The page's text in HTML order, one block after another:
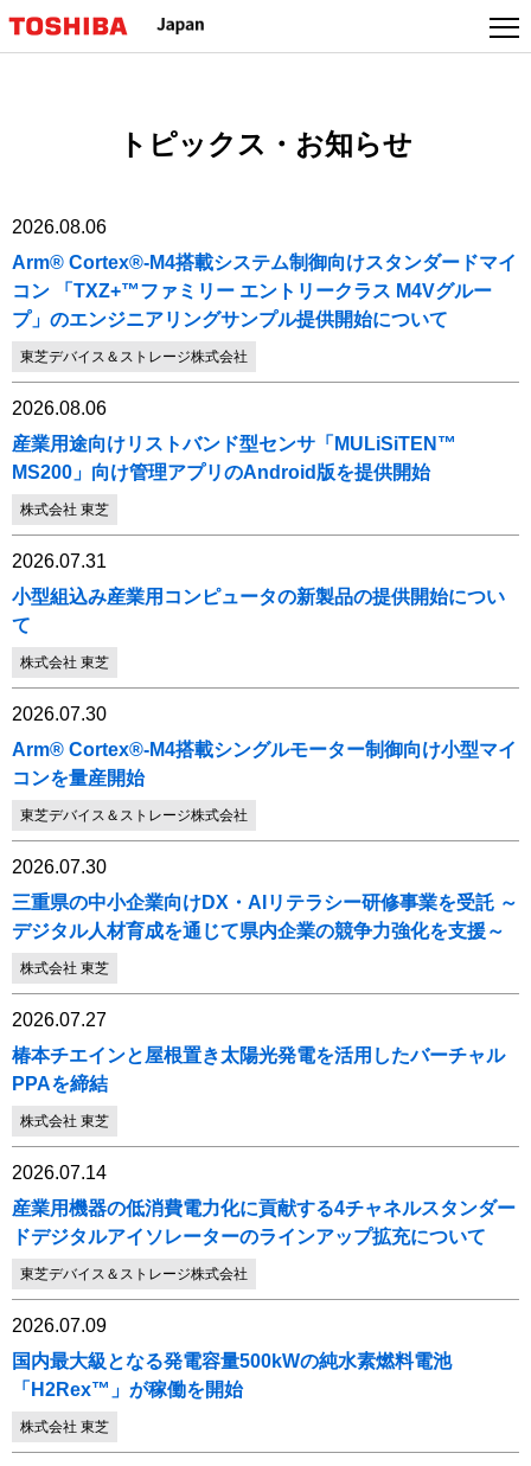
ャ
ン
トピックス・お知らせ
2026.08.06
Arm® Cortex®-M4搭載システム制御向けスタンダードマイ
コン 「TXZ+™ファミリー エントリークラス M4Vグルー
プ」のエンジニアリングサンプル提供開始について
東芝デバイス＆ストレージ株式会社
2026.08.06
産業用途向けリストバンド型センサ「MULiSiTEN™
MS200」向け管理アプリのAndroid版を提供開始
株式会社 東芝
2026.07.31
小型組込み産業用コンピュータの新製品の提供開始につい
て
株式会社 東芝
2026.07.30
Arm® Cortex®-M4搭載シングルモーター制御向け小型マイ
コンを量産開始
東芝デバイス＆ストレージ株式会社
2026.07.30
三重県の中小企業向けDX・AIリテラシー研修事業を受託 ～
デジタル人材育成を通じて県内企業の競争力強化を支援～
株式会社 東芝
2026.07.27
椿本チエインと屋根置き太陽光発電を活用したバーチャル
PPAを締結
株式会社 東芝
2026.07.14
産業用機器の低消費電力化に貢献する4チャネルスタンダー
ドデジタルアイソレーターのラインアップ拡充について
東芝デバイス＆ストレージ株式会社
2026.07.09
国内最大級となる発電容量500kWの純水素燃料電池
「H2Rex™」が稼働を開始
株式会社 東芝